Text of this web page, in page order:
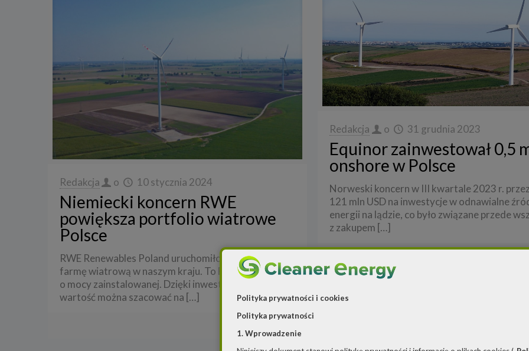
Redakcja o 10 stycznia 2024
Niemiecki koncern RWE
powiększa portfolio wiatrowe
Polsce
RWE Renewables Poland uruchomiło 20 lądową
farmę wiatrową w naszym kraju. To FW Żnin 48 MW
o mocy zainstalowanej. Dzięki inwestycji, której
wartość można szacować na […]
Redakcja o 31 grudnia 2023
Equinor zainwestował 0,5
onshore w Polsce
Norweski koncern w III kwartale 2023 r.
121 mln USD na inwestycje w odnawialne
energii na lądzie, co było związane przede
z zakupem […]
Polityka prywatności i cookies
Polityka prywatności
1. Wprowadzenie